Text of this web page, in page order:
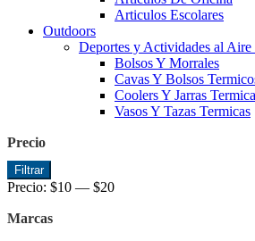
Articulos Escolares
Outdoors
Deportes y Actividades al
Bolsos Y Morrales
Cavas Y Bolsos
Coolers Y Jarras
Vasos Y Tazas Termicas
Precio
Precio
mínimo
Precio
máximo
Filtrar
Precio: $10 — $20
Marcas